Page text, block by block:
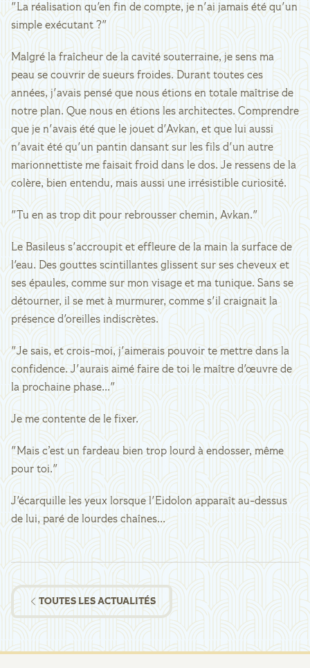
"La réalisation qu'en fin de compte, je n'ai jamais été qu'un
simple exécutant ?"
Malgré la fraîcheur de la cavité souterraine, je sens ma
peau se couvrir de sueurs froides. Durant toutes ces
années, j'avais pensé que nous étions en totale maîtrise de
notre plan. Que nous en étions les architectes. Comprendre
que je n'avais été que le jouet d'Avkan, et que lui aussi
n'avait été qu'un pantin dansant sur les fils d'un autre
marionnettiste me faisait froid dans le dos. Je ressens de la
colère, bien entendu, mais aussi une irrésistible curiosité.
"Tu en as trop dit pour rebrousser chemin, Avkan."
Le Basileus s'accroupit et effleure de la main la surface de
l'eau. Des gouttes scintillantes glissent sur ses cheveux et
ses épaules, comme sur mon visage et ma tunique. Sans se
détourner, il se met à murmurer, comme s'il craignait la
présence d'oreilles indiscrètes.
"Je sais, et crois-moi, j'aimerais pouvoir te mettre dans la
confidence. J'aurais aimé faire de toi le maître d'œuvre de
la prochaine phase..."
Je me contente de le fixer.
"Mais c’est un fardeau bien trop lourd à endosser, même
pour toi."
J'écarquille les yeux lorsque l'Eidolon apparaît au-dessus
de lui, paré de lourdes chaînes...
TOUTES LES ACTUALITÉS